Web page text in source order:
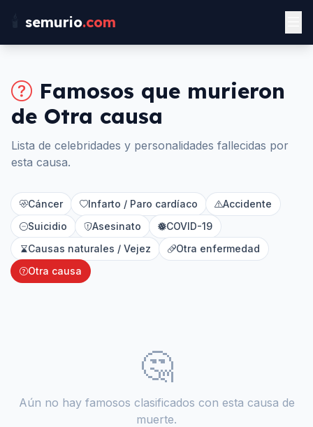
semurio.com
Famosos que murieron
de Otra causa
Lista de celebridades y personalidades fallecidas por
esta causa.
Cáncer Infarto / Paro cardíaco
Accidente
Suicidio
Asesinato
COVID-19
Causas naturales / Vejez
Otra enfermedad
Otra causa
🤔
Aún no hay famosos clasificados con esta causa de
muerte.